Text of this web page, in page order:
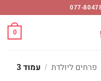
0
פרחים ליולדת / עמוד 3